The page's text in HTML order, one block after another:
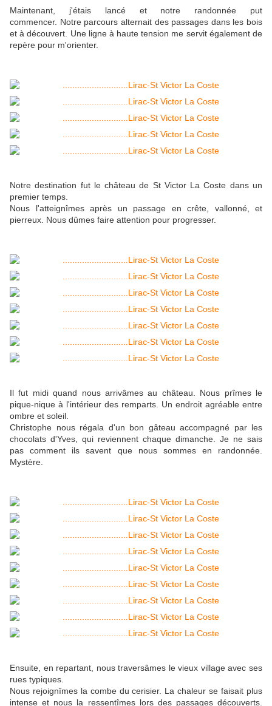
Maintenant, j'étais lancé et notre randonnée put
commencer. Notre parcours alternait des passages dans les bois
et à découvert. Une ligne à haute tension me servit également de
repère pour m'orienter.
Notre destination fut le château de St Victor La Coste dans un
premier temps.
Nous l'atteignîmes après un passage en crête, vallonné, et
pierreux. Nous dûmes faire attention pour progresser.
Il fut midi quand nous arrivâmes au château. Nous prîmes le
pique-nique à l'intérieur des remparts. Un endroit agréable entre
ombre et soleil.
Christophe nous régala d'un bon gâteau accompagné par les
chocolats d'Yves, qui reviennent chaque dimanche. Je ne sais
pas comment ils savent que nous sommes en randonnée.
Mystère.
Ensuite, en repartant, nous traversâmes le vieux village avec ses
rues typiques.
Nous rejoignîmes la combe du cerisier. La chaleur se faisait plus
intense et nous la ressentîmes lors des passages découverts.